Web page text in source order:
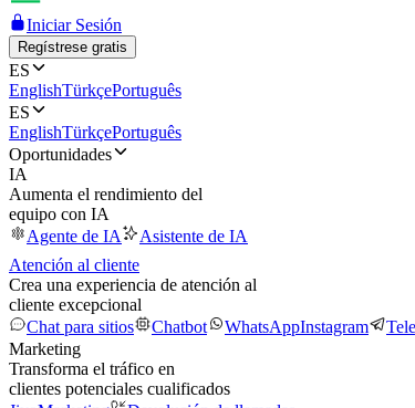
Iniciar Sesión
Regístrese gratis
ES
EnglishTürkçePortuguês
ES
EnglishTürkçePortuguês
Oportunidades
IA
Aumenta el rendimiento del
equipo con IA
Agente de IA
Asistente de IA
Atención al cliente
Crea una experiencia de atención al
cliente excepcional
Chat para sitios
Chatbot WhatsAppInstagram
Marketing
Transforma el tráfico en
clientes potenciales cualificados